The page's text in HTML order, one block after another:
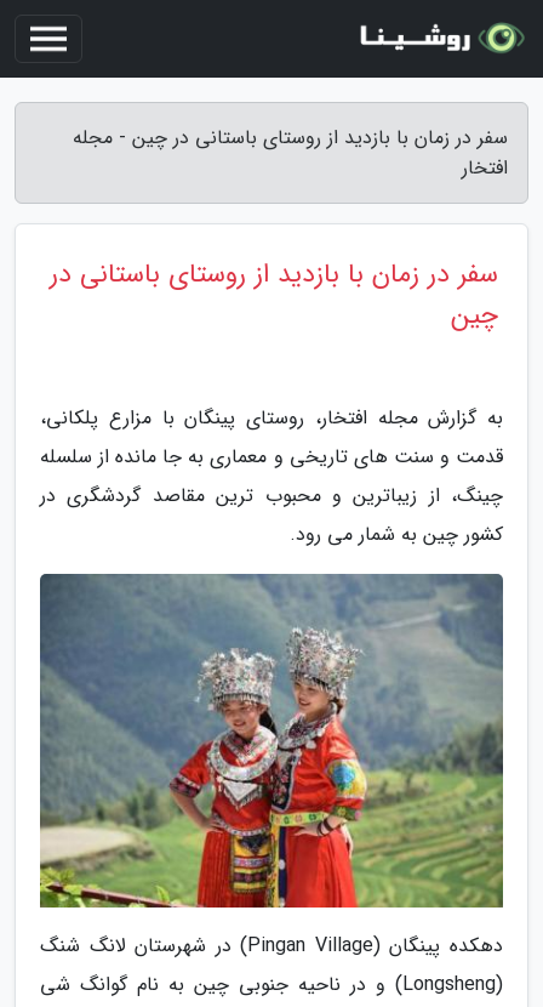
سفر در زمان با بازدید از روستای باستانی در چین - مجله
افتخار
سفر در زمان با بازدید از روستای باستانی در
چین
به گزارش مجله افتخار، روستای پینگان با مزارع پلکانی،
قدمت و سنت های تاریخی و معماری به جا مانده از سلسله
چینگ، از زیباترین و محبوب ترین مقاصد گردشگری در
کشور چین به شمار می رود.
دهکده پینگان (Pingan Village) در شهرستان لانگ شنگ
(Longsheng) و در ناحیه جنوبی چین به نام گوانگ شی